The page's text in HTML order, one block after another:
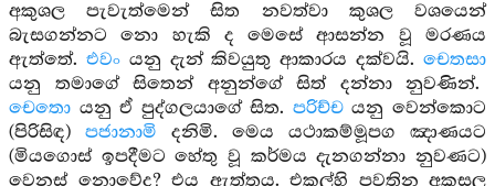
අකුශල පැවැත්මෙන් සිත නවත්වා කුශල වශයෙන්
බැසගන්නට නො හැකි ද මෙසේ ආසන්න වූ මරණය
ඇත්තේ. එවංයනු දැන් කිවයුතු ආකාරය දක්වයි.චෙතසා
යනු තමාගේ සිතෙන් අනුන්ගේ සිත් දන්නා නුවණින්.
චෙතො යනු ඒ පුද්ගලයාගේ සිත. පරිච්චයනු වෙන්කොට
(පිරිසිඳ) පජානාමි දනිමි. මෙය යථාකම්මූපග ඤාණයට
(මියගොස් ඉපදීමට හේතු වූ කර්මය දැනගන්නා නුවණට)
වෙනස් නොවේද? එය ඇත්තය. එකල්හි පවතින අකුසල